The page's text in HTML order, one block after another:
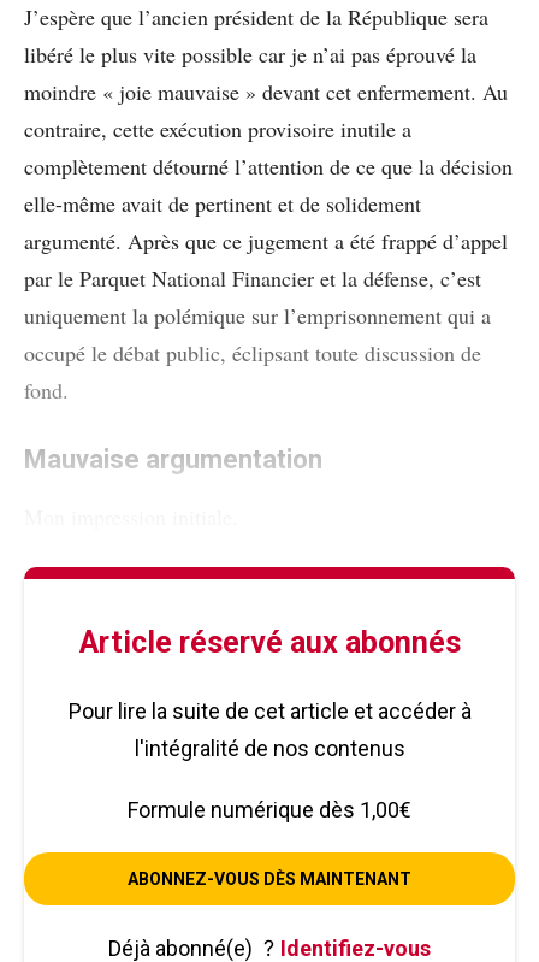
J’espère que l’ancien président de la République sera
libéré le plus vite possible car je n’ai pas éprouvé la
moindre « joie mauvaise » devant cet enfermement. Au
contraire, cette exécution provisoire inutile a
complètement détourné l’attention de ce que la décision
elle-même avait de pertinent et de solidement
argumenté. Après que ce jugement a été frappé d’appel
par le Parquet National Financier et la défense, c’est
uniquement la polémique sur l’emprisonnement qui a
occupé le débat public, éclipsant toute discussion de
fond.
Mauvaise argumentation
Article réservé aux abonnés
Pour lire la suite de cet article et accéder à
l'intégralité de nos contenus
Formule numérique dès 1,00€
ABONNEZ-VOUS DÈS MAINTENANT
Déjà abonné(e) ? Identifiez-vous